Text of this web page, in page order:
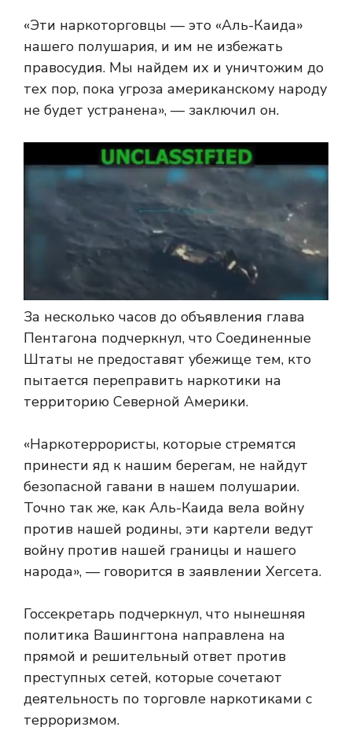
«Эти наркоторговцы — это «Аль-Каида»
нашего полушария, и им не избежать
правосудия. Мы найдем их и уничтожим до
тех пор, пока угроза американскому народу
не будет устранена», — заключил он.
За несколько часов до объявления глава
Пентагона подчеркнул, что Соединенные
Штаты не предоставят убежище тем, кто
пытается переправить наркотики на
территорию Северной Америки.
«Наркотеррористы, которые стремятся
принести яд к нашим берегам, не найдут
безопасной гавани в нашем полушарии.
Точно так же, как Аль-Каида вела войну
против нашей родины, эти картели ведут
войну против нашей границы и нашего
народа», — говорится в заявлении Хегсета.
Госсекретарь подчеркнул, что нынешняя
политика Вашингтона направлена ​​на
прямой и решительный ответ против
преступных сетей, которые сочетают
деятельность по торговле наркотиками с
терроризмом.